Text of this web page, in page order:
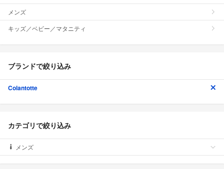
メンズ
キッズ／ベビー／マタニティ
ブランドで絞り込み
Colantotte
カテゴリで絞り込み
メンズ